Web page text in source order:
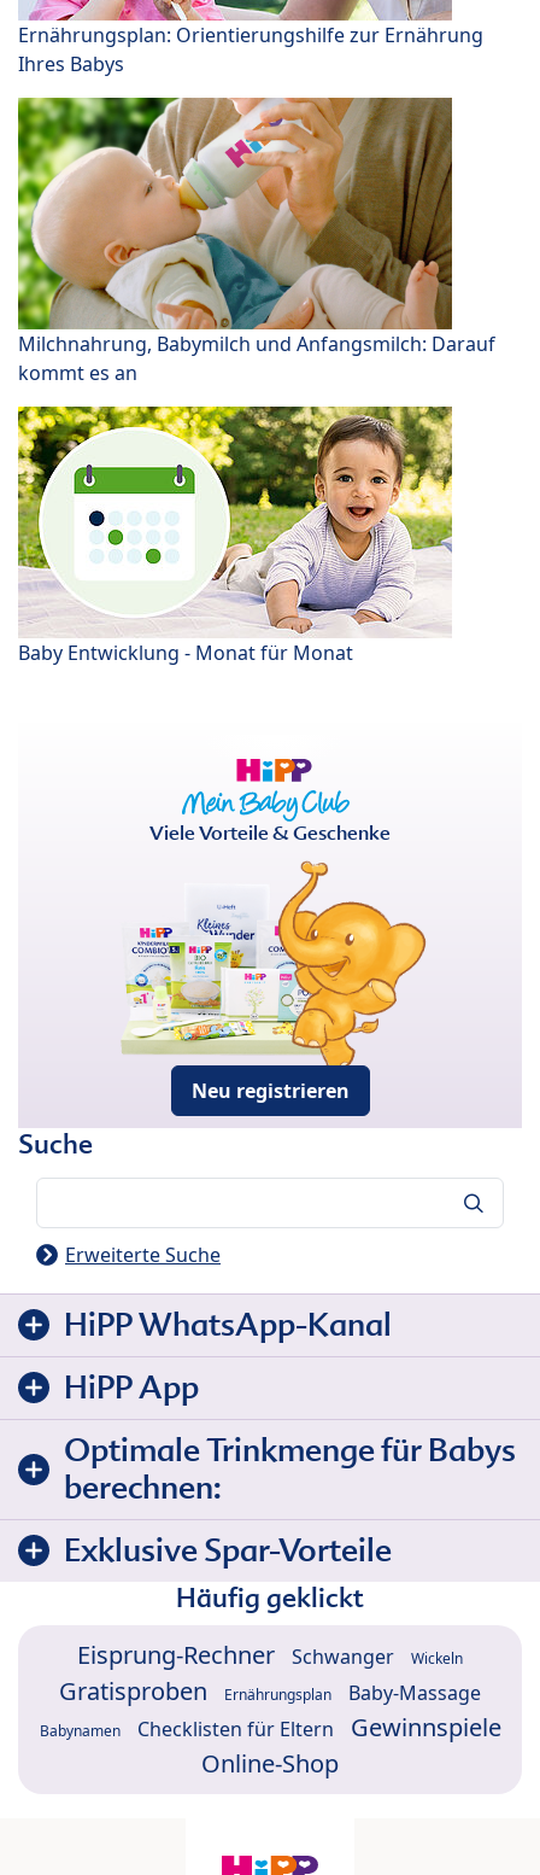
Ernährungsplan: Orientierungshilfe zur Ernährung
Ihres Babys
Milchnahrung, Babymilch und Anfangsmilch: Darauf
kommt es an
Baby Entwicklung - Monat für Monat
Viele Vorteile & Geschenke
Neu registrieren
Suche
Erweiterte Suche
HiPP WhatsApp-Kanal
HiPP App
Optimale Trinkmenge für Babys
berechnen:
Exklusive Spar-Vorteile
Häufig geklickt
Eisprung-Rechner Schwanger Wickeln
Gratisproben Ernährungsplan Baby-Massage
Babynamen Checklisten für Eltern
Gewinnspiele
Online-Shop